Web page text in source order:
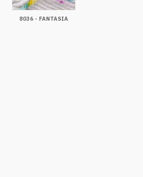
8036 - FANTASIA